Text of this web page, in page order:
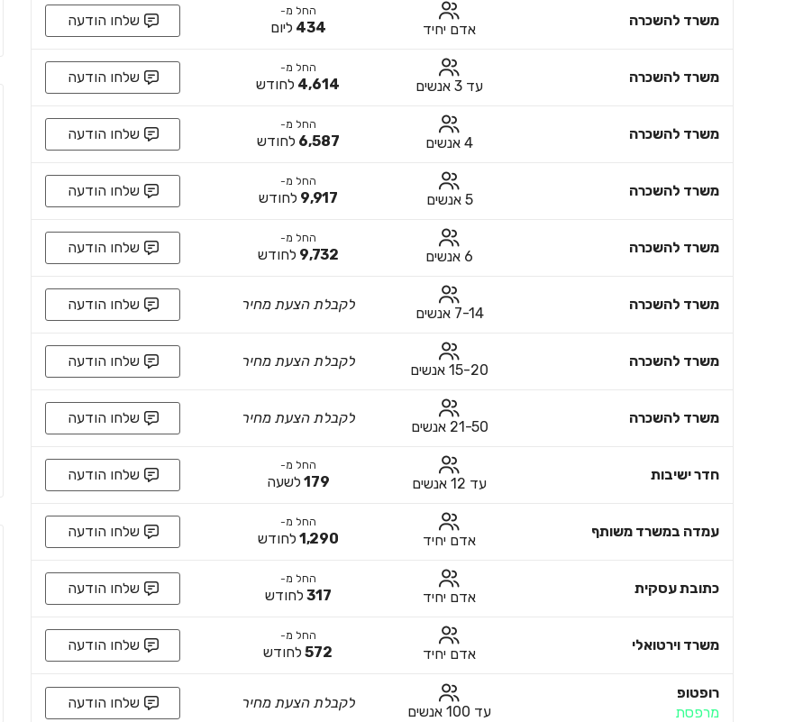
משרד להשכרה
אדם יחיד
החל מ-
434 ליום שלחו הודעה
משרד להשכרה
עד 3 אנשים
החל מ-
4,614 לחודש שלחו הודעה
משרד להשכרה
4 אנשים
החל מ-
6,587 לחודש שלחו הודעה
משרד להשכרה
5 אנשים
החל מ-
9,917 לחודש שלחו הודעה
משרד להשכרה
6 אנשים
החל מ-
9,732 לחודש שלחו הודעה
משרד להשכרה
7-14 אנשים
לקבלת הצעת מחיר שלחו הודעה
משרד להשכרה
15-20 אנשים
לקבלת הצעת מחיר שלחו הודעה
משרד להשכרה
21-50 אנשים
לקבלת הצעת מחיר שלחו הודעה
חדר ישיבות
עד 12 אנשים
החל מ-
179 לשעה שלחו הודעה
עמדה במשרד משותף
אדם יחיד
החל מ-
1,290 לחודש שלחו הודעה
כתובת עסקית
אדם יחיד
החל מ-
317 לחודש שלחו הודעה
משרד וירטואלי
אדם יחיד
החל מ-
572 לחודש שלחו הודעה
רופטופ
מרפסת
עד 100 אנשים
לקבלת הצעת מחיר שלחו הודעה